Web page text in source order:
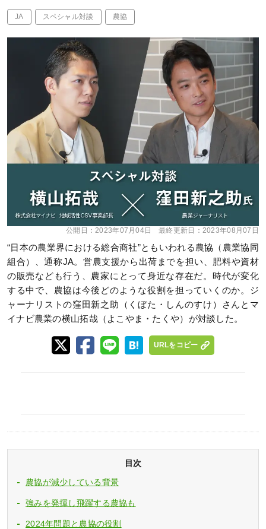
JA スペシャル対談 農協
公開日：2023年07月04日 最終更新日： 2023年08月07日
“日本の農業界における総合商社”ともいわれる農協（農業協同
組合）、通称JA。営農支援から出荷までを担い、肥料や資材
の販売なども行う、農家にとって身近な存在だ。時代が変化
する中で、農協は今後どのような役割を担っていくのか。ジ
ャーナリストの窪田新之助（くぼた・しんのすけ）さんとマ
イナビ農業の横山拓哉（よこやま・たくや）が対談した。
URLをコピー
目次
農協が減少している背景
強みを発揮し飛躍する農協も
2024年問題と農協の役割